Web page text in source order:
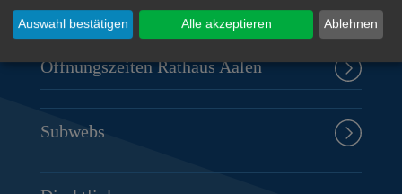
presseamt@aalen.de
Öffnungszeiten Rathaus Aalen
Subwebs
Ablehnen
Auswahl bestätigen Alle akzeptieren